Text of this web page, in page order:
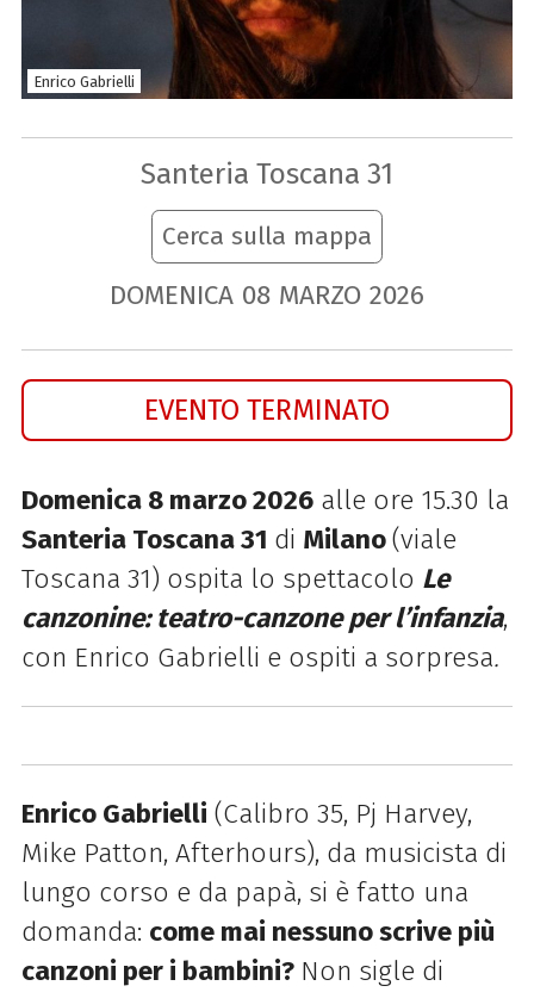
Enrico Gabrielli
Santeria Toscana 31
Cerca sulla mappa
DOMENICA 08 MARZO 2026
EVENTO TERMINATO
Domenica 8 marzo 2026alle ore 15.30 la
Santeria Toscana 31 di Milano(viale
Toscana 31) ospita lo spettacolo Le
canzonine: teatro-canzone per l’infanzia,
con Enrico Gabrielli e ospiti a sorpresa.
Enrico Gabrielli (Calibro 35, Pj Harvey,
Mike Patton, Afterhours), da musicista di
lungo corso e da papà, si è fatto una
domanda: come mai nessuno scrive più
canzoni per i bambini? Non sigle di